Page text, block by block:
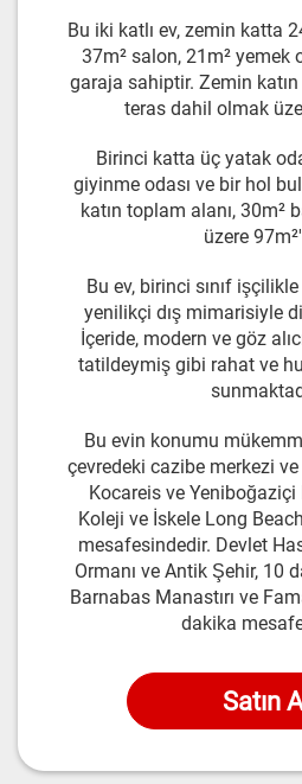
Bu iki katlı ev, zemin katta
37m² salon, 21m² yemek
garaja sahiptir. Zemin
teras dahil olmak
Birinci katta üç yatak
giyinme odası ve bir hol
katın toplam alanı, 30m²
üzere
Bu ev, birinci sınıf
yenilikçi dış mimarisiyle
İçeride, modern ve göz
tatildeymiş gibi rahat ve
Bu evin konumu
çevredeki cazibe merkezi
Kocareis ve Yeniboğaziçi
Koleji ve İskele Long
mesafesindedir. Devlet
Ormanı ve Antik Şehir, 10
Barnabas Manastırı ve
dakika
Satın